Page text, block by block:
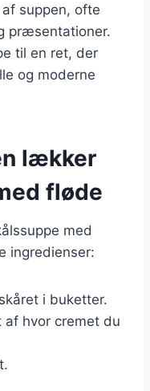
suppen, ofte
præsentationer.
til en ret, der
og moderne
lækker
fløde
med
ingredienser:
i buketter.
hvor cremet du